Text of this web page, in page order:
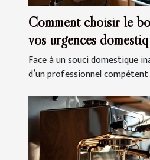
Comment choisir le
vos urgences
Face à un souci domestique
d’un professionnel